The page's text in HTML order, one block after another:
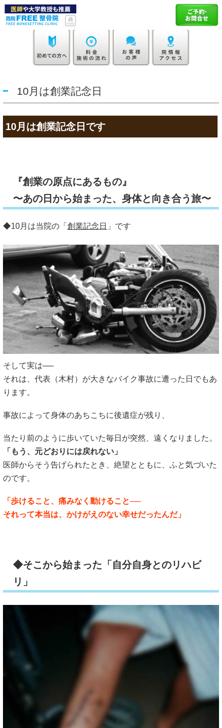
10月は創業記念日
10月は創業記念日です
『創業の原点にあるもの』
〜あの日から始まった、身体と向き合う旅〜
◆10月は当院の「 創業記念日 」です
そして実は──
それは、代表（木村）が大きなバイク事故に遭った日でもあ
ります。
事故によって身体のあちこちに後遺症が残り、
当たり前のように歩いていた毎日が突然、遠くなりました。
「もう、元どおりには戻れない」
医師からそう告げられたとき、絶望とともに、ふと気づいた
のです。
「歩けること、痛みなく動けること──
それって本当は、かけがえのない幸せだったんだ」
◆そこから始まった「自分自身とのリハビ
リ」